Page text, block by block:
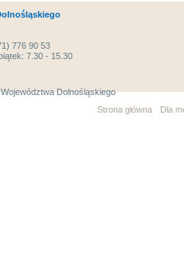
776 90 53
7.30 - 15.30
Dolnośląskiego
Strona główna
Dla